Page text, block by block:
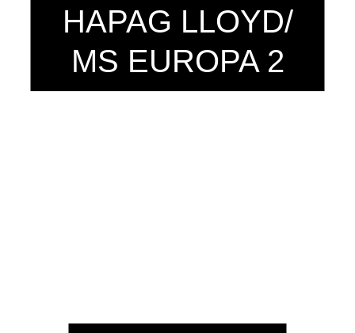
HAPAG LLOYD/
MS EUROPA 2